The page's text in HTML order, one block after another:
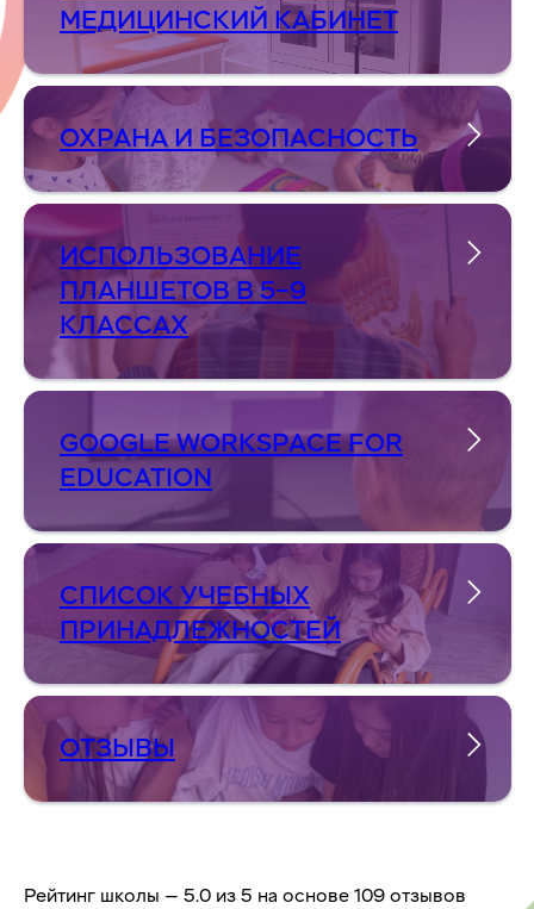
МЕДИЦИНСКИЙ КАБИНЕТ
ОХРАНА И БЕЗОПАСНОСТЬ
ИСПОЛЬЗОВАНИЕ
ПЛАНШЕТОВ В 5–9
КЛАССАХ
GOOGLE WORKSPACE FOR
EDUCATION
СПИСОК УЧЕБНЫХ
ПРИНАДЛЕЖНОСТЕЙ
ОТЗЫВЫ
Рейтинг школы — 5.0 из 5 на основе 109 отзывов